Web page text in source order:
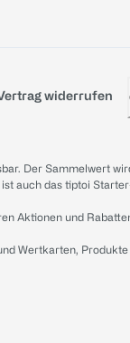
widerrufen
Der Sammelwert
ist auch das tiptoi
Aktionen und
Wertkarten,